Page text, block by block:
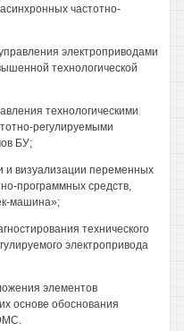
частотно-
электроприводами
технологической
технологическими
регулируемыми
БУ;
и визуализации переменных
программных средств,
машина»;
технического
электропривода
элементов
основе обоснования